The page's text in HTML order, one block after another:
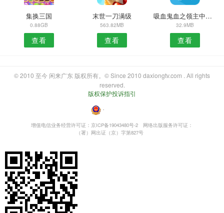
集换三国
0.88GB
查看
末世一刀满级
563.82MB
查看
吸血鬼血之领主中文版
32.9MB
查看
© 2010 至今 闲来广东 版权所有。© Since 2010 daxiongtv.com . All rights
reserved.
版权保护投诉指引
・
增值电信业务经营许可证：京ICP备19043480号-2
网络出版服务许可证：
（署）网出证（京）字第827号